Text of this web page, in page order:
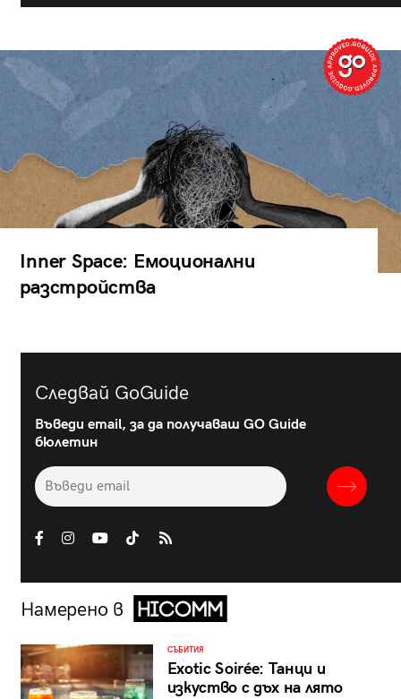
Inner Space: Емоционални
разстройства
Следвай GoGuide
Въведи email, за да получаваш GO Guide
бюлетин
Намерено в
СЪБИТИЯ
Exotic Soirée: Танци и
изкуство с дъх на лято